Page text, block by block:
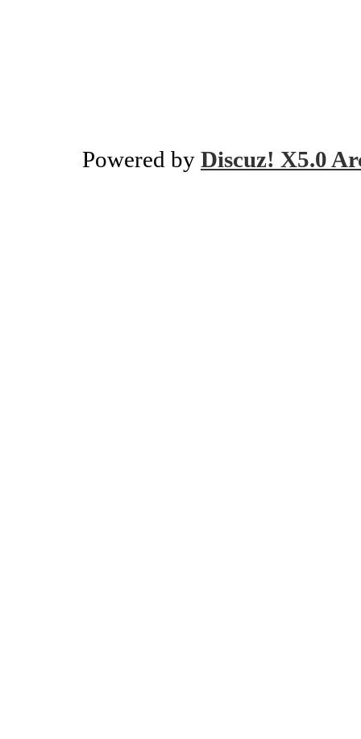
Powered by Discuz! X5.0